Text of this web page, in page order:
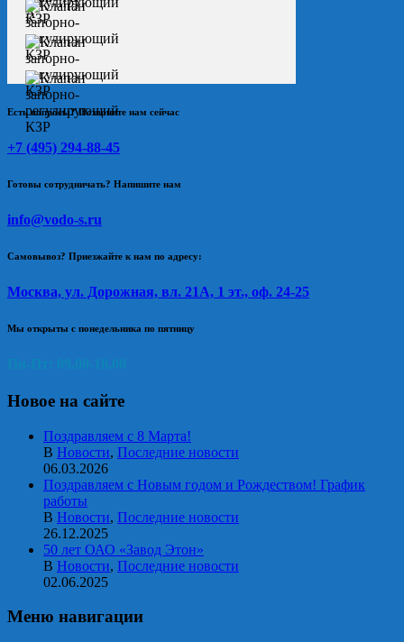
Есть вопросы? Позвоните нам сейчас
+7 (495) 294-88-45
Готовы сотрудничать? Напишите нам
info@vodo-s.ru
Самовывоз? Приезжайте к нам по адресу:
Москва, ул. Дорожная, вл. 21А, 1 эт., оф. 24-25
Мы открыты с понедельника по пятницу
Новое на сайте
Поздравляем с 8 Марта!
В Новости, Последние новости
06.03.2026
Поздравляем с Новым годом и Рождеством! График
работы
В Новости, Последние новости
26.12.2025
50 лет ОАО «Завод Этон»
В Новости, Последние новости
02.06.2025
Меню навигации